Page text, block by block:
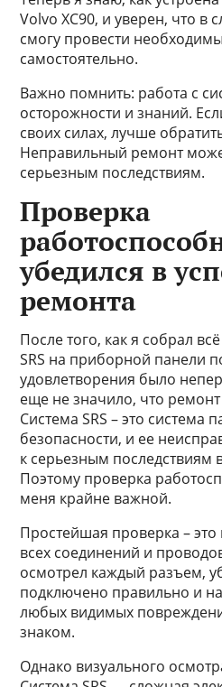
Volvo XC90, и уверен, что в
смогу провести
самостоятельно.
Важно помнить: работа с
осторожности и знаний.
своих силах, лучше
Неправильный ремонт
серьезным последствиям.
Проверка
убедился в
ремонта
После того, как я собрал
SRS на приборной панели
удовлетворения было
еще не значило, что
Система SRS – это система
безопасности, и ее
к серьезным последствиям
Поэтому проверка
меня крайне важной.
Простейшая проверка –
всех соединений и
осмотрел каждый разъем,
подключено правильно и
любых видимых
знаком.
Однако визуального